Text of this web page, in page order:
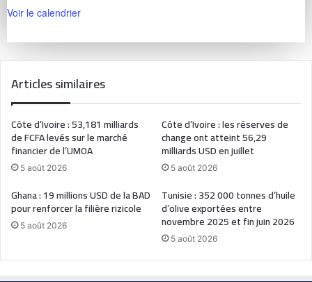
Voir le calendrier
Articles similaires
Côte d’Ivoire : 53,181 milliards
de FCFA levés sur le marché
financier de l’UMOA
5 août 2026
Côte d’Ivoire : les réserves de
change ont atteint 56,29
milliards USD en juillet
5 août 2026
Ghana : 19 millions USD de la BAD
pour renforcer la filière rizicole
5 août 2026
Tunisie : 352 000 tonnes d’huile
d’olive exportées entre
novembre 2025 et fin juin 2026
5 août 2026